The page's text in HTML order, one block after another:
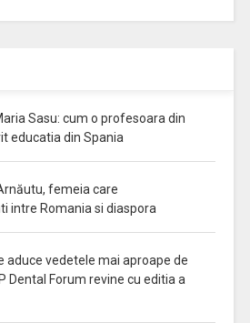
Sasu: cum o profesoara din
educatia din Spania
femeia care
intre Romania si diaspora
aduce vedetele mai aproape de
Dental Forum revine cu editia a